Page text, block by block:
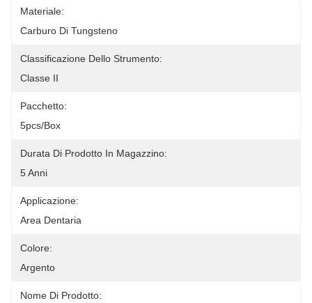
Materiale:
Carburo Di Tungsteno
Classificazione Dello Strumento:
Classe II
Pacchetto:
5pcs/box
Durata Di Prodotto In Magazzino:
5 Anni
Applicazione:
Area Dentaria
Colore:
Argento
Nome Di Prodotto: